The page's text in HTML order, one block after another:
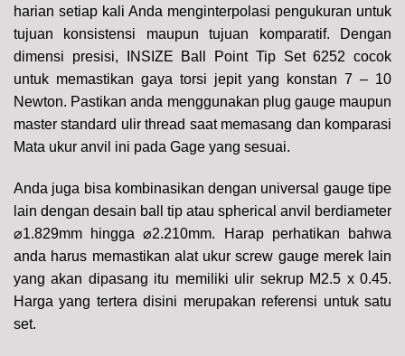
harian setiap kali Anda menginterpolasi pengukuran untuk
tujuan konsistensi maupun tujuan komparatif. Dengan
dimensi presisi, INSIZE Ball Point Tip Set 6252 cocok
untuk memastikan gaya torsi jepit yang konstan 7 – 10
Newton. Pastikan anda menggunakan plug gauge maupun
master standard ulir thread saat memasang dan komparasi
Mata ukur anvil ini pada Gage yang sesuai.
Anda juga bisa kombinasikan dengan universal gauge tipe
lain dengan desain ball tip atau spherical anvil berdiameter
⌀1.829mm hingga⌀2.210mm. Harap perhatikan bahwa
anda harus memastikan alat ukur screw gauge merek lain
yang akan dipasang itu memiliki ulir sekrup M2.5 x 0.45.
Harga yang tertera disini merupakan referensi untuk satu
set.